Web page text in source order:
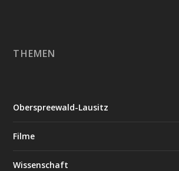
THEMEN
Oberspreewald-Lausitz
Filme
Wissenschaft